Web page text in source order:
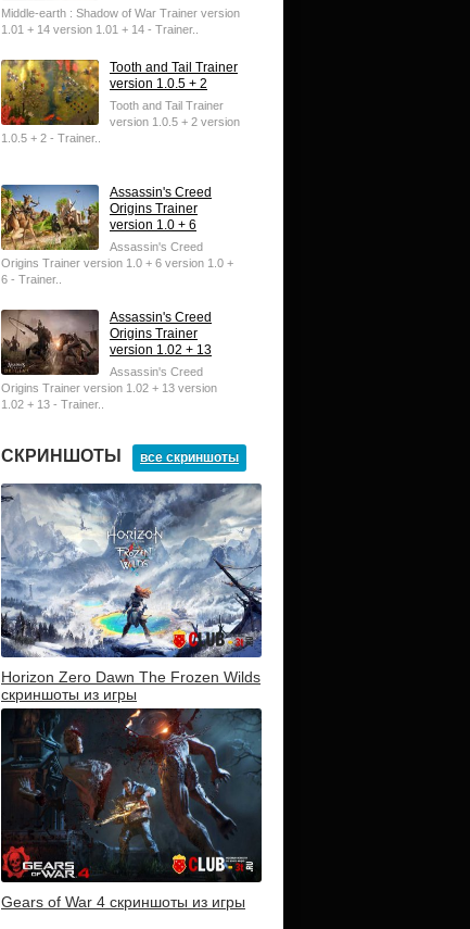
Middle-earth : Shadow of War Trainer version
1.01 + 14 version 1.01 + 14 - Trainer..
Tooth and Tail Trainer
version 1.0.5 + 2
Tooth and Tail Trainer
version 1.0.5 + 2 version
1.0.5 + 2 - Trainer..
Assassin's Creed
Origins Trainer
version 1.0 + 6
Assassin's Creed
Origins Trainer version 1.0 + 6 version 1.0 +
6 - Trainer..
Assassin's Creed
Origins Trainer
version 1.02 + 13
Assassin's Creed
Origins Trainer version 1.02 + 13 version
1.02 + 13 - Trainer..
СКРИНШОТЫ все скриншоты
Horizon Zero Dawn The Frozen Wilds
скриншоты из игры
Gears of War 4 скриншоты из игры